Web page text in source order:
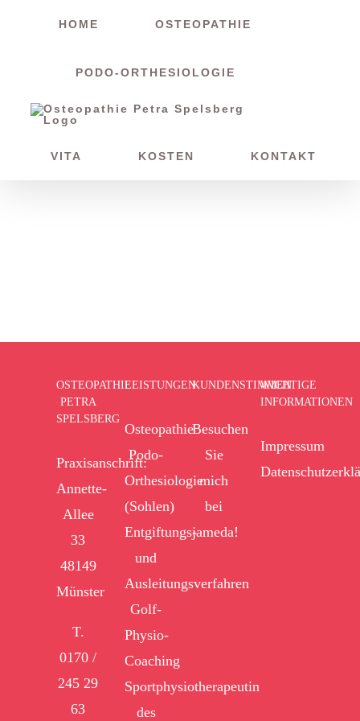
HOME OSTEOPATHIE
PODO-ORTHESIOLOGIE
VITA KOSTEN KONTAKT
OSTEOPATHIE
PETRA
SPELSBERG
Praxisanschrift:
Annette-
Allee
33
48149
Münster
T.
0170 /
245 29
63
LEISTUNGEN
Osteopathie
Podo-
Orthesiologie
(Sohlen)
Entgiftungs-
und
Ausleitungsverfahren
Golf-
Physio-
Coaching
Sportphysiotherapeutin
des
KUNDENSTIMMEN
Besuchen
Sie
mich
bei
jameda!
WICHTIGE
INFORMATIONEN
Impressum